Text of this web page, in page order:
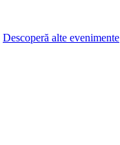
Descoperă alte evenimente